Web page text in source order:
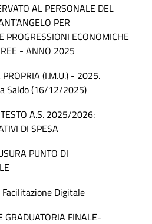
AL PERSONALE DEL
PER
PROGRESSIONI ECONOMICHE
- ANNO 2025
(I.M.U.) - 2025.
Saldo (16/12/2025)
A.S. 2025/2026:
DI SPESA
PUNTO DI
Digitale
GRADUATORIA FINALE-